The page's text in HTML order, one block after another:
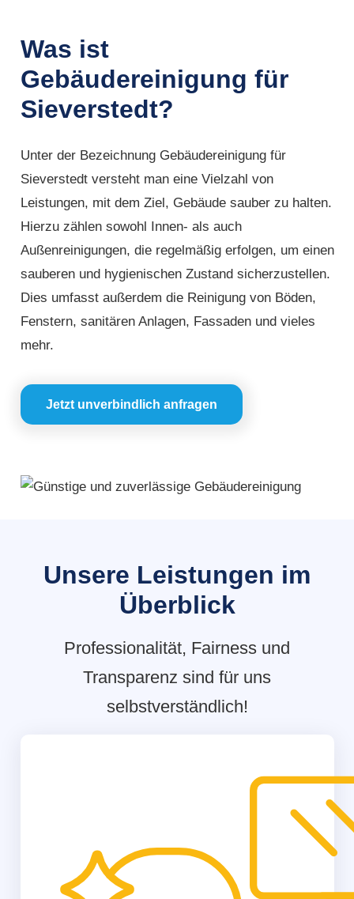
Was ist
Gebäudereinigung für
Sieverstedt?
Unter der Bezeichnung Gebäudereinigung für
Sieverstedt versteht man eine Vielzahl von
Leistungen, mit dem Ziel, Gebäude sauber zu halten.
Hierzu zählen sowohl Innen- als auch
Außenreinigungen, die regelmäßig erfolgen, um einen
sauberen und hygienischen Zustand sicherzustellen.
Dies umfasst außerdem die Reinigung von Böden,
Fenstern, sanitären Anlagen, Fassaden und vieles
mehr.
Jetzt unverbindlich anfragen
Unsere Leistungen im
Überblick
Professionalität, Fairness und
Transparenz sind für uns
selbstverständlich!